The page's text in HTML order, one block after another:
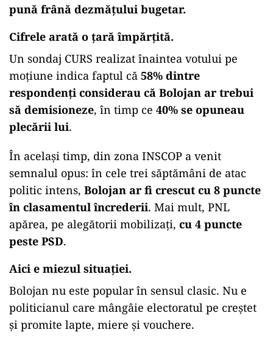
pună frână dezmățului bugetar.
Cifrele arată o țară împărțită.
Un sondaj CURS realizat înaintea votului pe
moțiune indica faptul că 58% dintre
respondenți considerau că Bolojan ar trebui
să demisioneze, în timp ce 40% se opuneau
plecării lui.
În același timp, din zona INSCOP a venit
semnalul opus: în cele trei săptămâni de atac
politic intens, Bolojan ar fi crescut cu 8 puncte
în clasamentul încrederii. Mai mult, PNL
apărea, pe alegătorii mobilizați, cu 4 puncte
peste PSD.
Aici e miezul situației.
Bolojan nu este popular în sensul clasic. Nu e
politicianul care mângâie electoratul pe creștet
și promite lapte, miere și vouchere.